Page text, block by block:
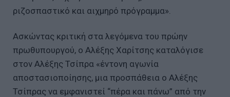
ριζοσπαστικό και αιχμηρό πρόγραμμα».
Ασκώντας κριτική στα λεγόμενα του πρώην
πρωθυπουργού, ο Αλέξης Χαρίτσης καταλόγισε
στον Αλέξης Τσίπρα «έντονη αγωνία
αποστασιοποίησης, μια προσπάθεια ο Αλέξης
Τσίπρας να εμφανιστεί “πέρα και πάνω” από την